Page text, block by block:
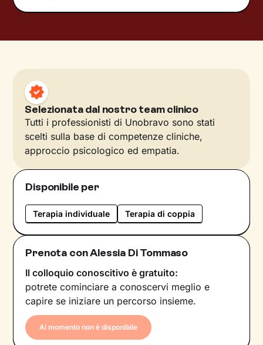
Selezionata dal nostro team clinico
Tutti i professionisti di Unobravo sono stati
scelti sulla base di competenze cliniche,
approccio psicologico ed empatia.
Disponibile per
Terapia individuale Terapia di coppia
Prenota con Alessia Di Tommaso
Il colloquio conoscitivo è gratuito:
potrete cominciare a conoscervi meglio e
capire se iniziare un percorso insieme.
Al momento non è disponibile